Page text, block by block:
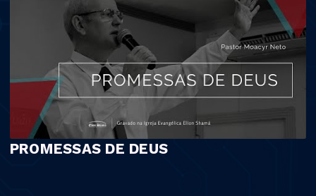
PROMESSAS DE DEUS